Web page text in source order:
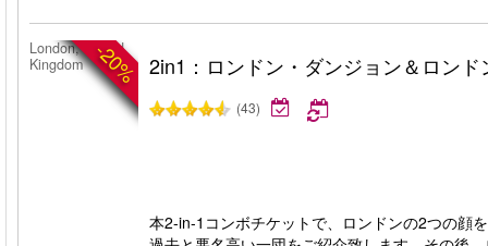
-20%
London, United
Kingdom
2in1：ロンドン・ダンジョン＆ロンド
(43)
本2-in-1コンボチケットで、ロンドンの2つの顔